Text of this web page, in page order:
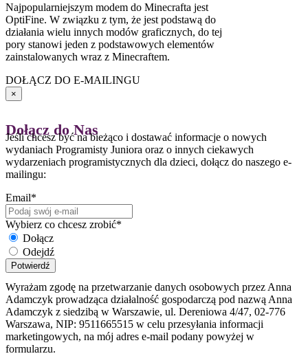
Najpopularniejszym modem do Minecrafta jest
OptiFine. W związku z tym, że jest podstawą do
działania wielu innych modów graficznych, do tej
pory stanowi jeden z podstawowych elementów
zainstalowanych wraz z Minecraftem.
DOŁĄCZ DO E-MAILINGU
×
Dołącz do Nas
Jeśli chcesz być na bieżąco i dostawać informacje o nowych
wydaniach Programisty Juniora oraz o innych ciekawych
wydarzeniach programistycznych dla dzieci, dołącz do naszego e-
mailingu:
Email*
Wybierz co chcesz zrobić*
Dołącz
Odejdź
Potwierdź
Wyrażam zgodę na przetwarzanie danych osobowych przez Anna
Adamczyk prowadząca działalność gospodarczą pod nazwą Anna
Adamczyk z siedzibą w Warszawie, ul. Dereniowa 4/47, 02-776
Warszawa, NIP: 9511665515 w celu przesyłania informacji
marketingowych, na mój adres e-mail podany powyżej w
formularzu.